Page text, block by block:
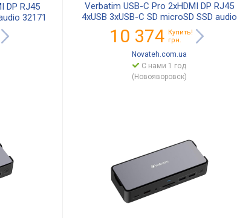
DP RJ45
32171
Verbatim USB-C Pro 2xHDMI DP RJ45
4xUSB 3xUSB-C SD microSD SSD audio
32173
10 374 Купить!
грн.
Novateh.com.ua
С нами 1 год
(Новояворовск)